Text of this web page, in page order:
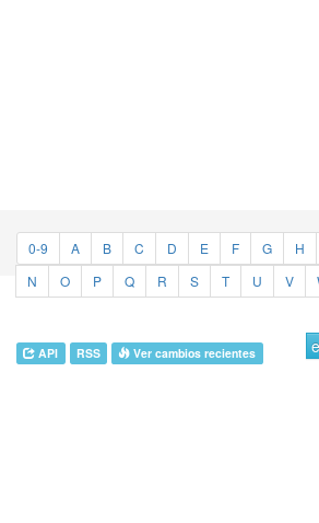
0-9 A B C D E F G H
N
O P Q R S T U V
API RSS Ver cambios recientes